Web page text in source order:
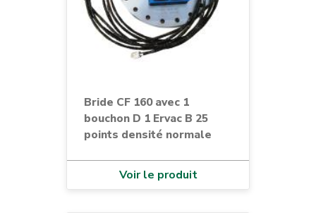
Bride CF 160 avec 1
bouchon D 1 Ervac B 25
points densité normale
Voir le produit